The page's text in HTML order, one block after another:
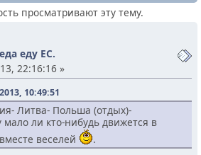
просматривают эту тему.
еду ЕС.
22:16:16 »
10:49:51
Литва- Польша (отдых)-
ли кто-нибудь движется в
веселей
.